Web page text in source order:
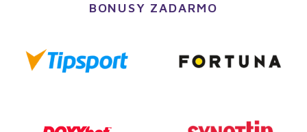
BONUSY ZADARMO